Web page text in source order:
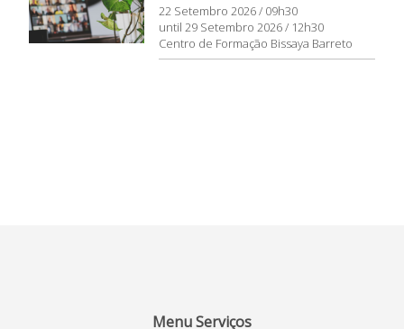
22 Setembro 2026 / 09h30
until 29 Setembro 2026 / 12h30
Centro de Formação Bissaya Barreto
Menu Serviços